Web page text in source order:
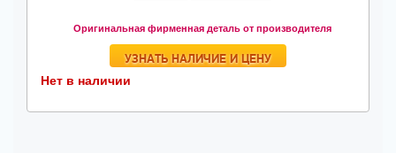
Оригинальная фирменная деталь от производителя
УЗНАТЬ НАЛИЧИЕ И ЦЕНУ
Нет в наличии